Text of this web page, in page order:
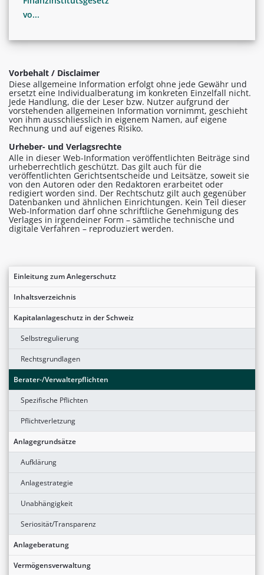
Einleitung zum Anlegerschutz
Inhaltsverzeichnis
Kapitalanlageschutz in der Schweiz
Selbstregulierung
Rechtsgrundlagen
Berater-/Verwalterpflichten
Spezifische Pflichten
Pflichtverletzung
Anlagegrundsätze
Aufklärung
Anlagestrategie
Unabhängigkeit
Seriosität/Transparenz
Anlageberatung
Vermögensverwaltung
vo...
Vorbehalt / Disclaimer
Diese allgemeine Information erfolgt ohne jede Gewähr und
ersetzt eine Individualberatung im konkreten Einzelfall nicht.
Jede Handlung, die der Leser bzw. Nutzer aufgrund der
vorstehenden allgemeinen Information vornimmt, geschieht
von ihm ausschliesslich in eigenem Namen, auf eigene
Rechnung und auf eigenes Risiko.
Urheber- und Verlagsrechte
Alle in dieser Web-Information veröffentlichten Beiträge sind
urheberrechtlich geschützt. Das gilt auch für die
veröffentlichten Gerichtsentscheide und Leitsätze, soweit sie
von den Autoren oder den Redaktoren erarbeitet oder
redigiert worden sind. Der Rechtschutz gilt auch gegenüber
Datenbanken und ähnlichen Einrichtungen. Kein Teil dieser
Web-Information darf ohne schriftliche Genehmigung des
Verlages in irgendeiner Form – sämtliche technische und
digitale Verfahren – reproduziert werden.